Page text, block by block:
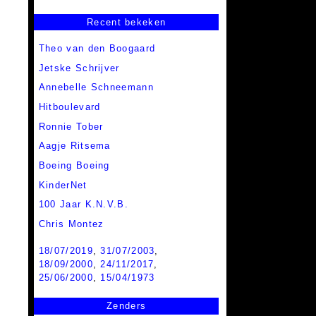
Recent bekeken
Theo van den Boogaard
Jetske Schrijver
Annebelle Schneemann
Hitboulevard
Ronnie Tober
Aagje Ritsema
Boeing Boeing
KinderNet
100 Jaar K.N.V.B.
Chris Montez
18/07/2019,31/07/2003,
18/09/2000,24/11/2017,
25/06/2000, 15/04/1973
Zenders